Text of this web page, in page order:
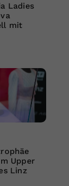
Ladies
mit
Upper
Linz